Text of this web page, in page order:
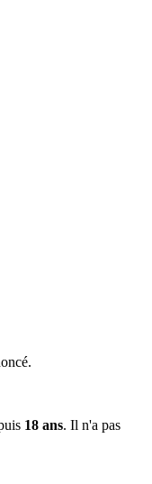
18 ans. Il n'a pas